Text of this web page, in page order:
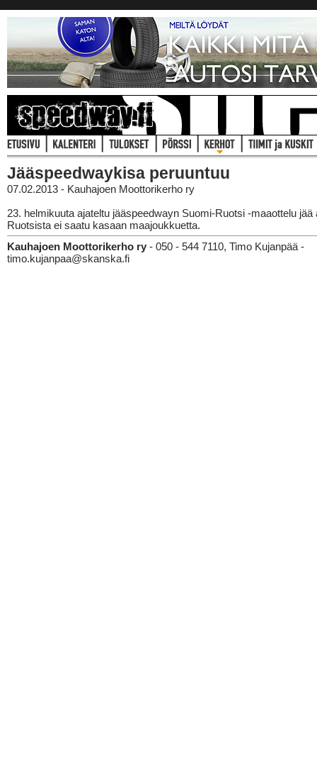
Jääspeedwaykisa peruuntuu
07.02.2013 - Kauhajoen Moottorikerho ry
23. helmikuuta ajateltu jääspeedwayn Suomi-Ruotsi -maaottelu jää
Ruotsista ei saatu kasaan maajoukkuetta.
Kauhajoen Moottorikerho ry - 050 - 544 7110, Timo Kujanpää -
timo.kujanpaa@skanska.fi